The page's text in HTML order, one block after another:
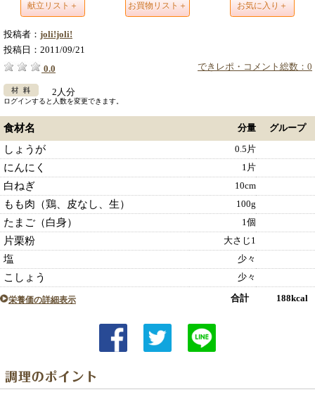
献立リスト＋ お買物リスト＋ お気に入り＋
投稿者： joli!joli!
投稿日： 2011/09/21
できレポ・コメント総数：0
0.0
2人分
ログインすると人数を変更できます。
食材名 分量 グループ
しょうが 0.5片
にんにく 1片
白ねぎ 10cm
もも肉（鶏、皮なし、生） 100g
たまご（白身） 1個
片栗粉 大さじ1
塩 少々
こしょう 少々
栄養価の詳細表示 合計 188kcal